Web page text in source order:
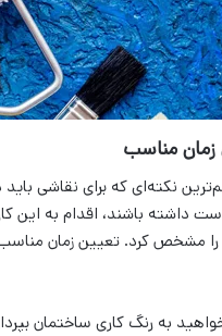
نکته‌‌ای که برای نقاشی
داشته باشند، اقدام به این
مشخص کرد. تعیین زمان مناسب
به رنگ کاری ساختمان